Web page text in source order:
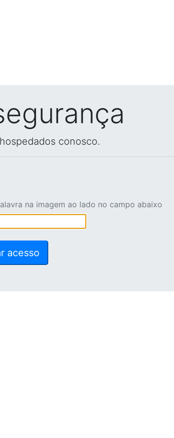
conosco.
na imagem ao lado no campo abaixo